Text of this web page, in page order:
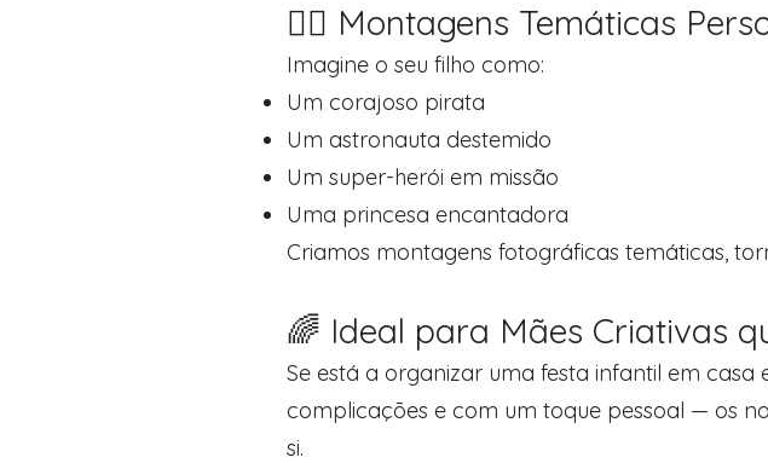
🦸‍♀️ Montagens Temáticas
Imagine o seu filho como:
Um corajoso pirata
Um astronauta destemido
Um super-herói em missão
Uma princesa encantadora
Criamos montagens fotográficas temáticas,
🌈 Ideal para Mães Criativas
Se está a organizar uma festa infantil em
complicações e com um toque pessoal — os
si.